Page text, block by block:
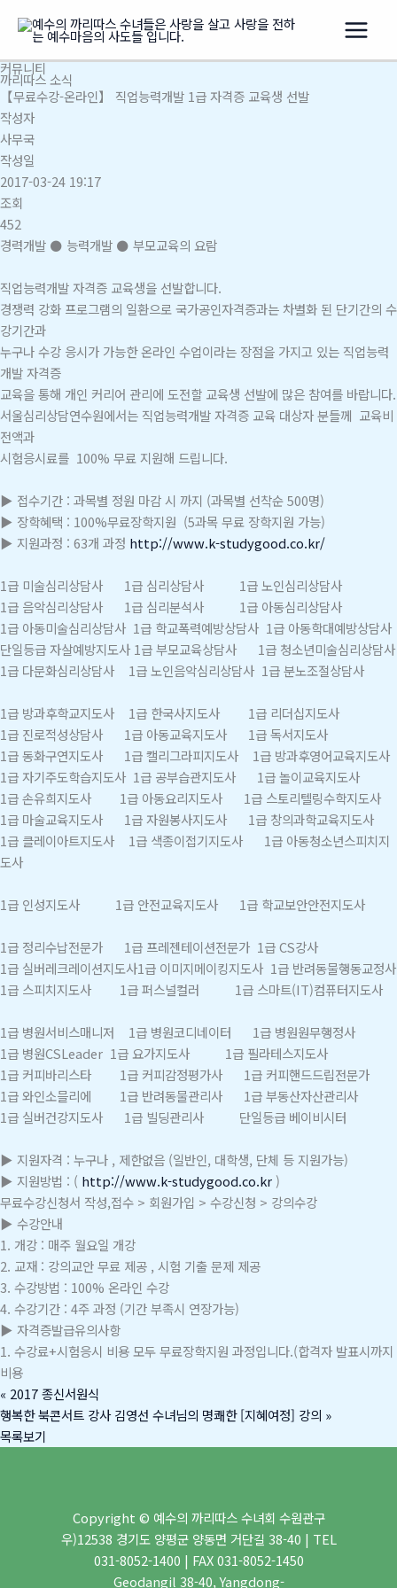
로
건
너
뛰
기
커뮤니티
까리따스 소식
【무료수강-온라인】 직업능력개발 1급 자격증 교육생 선발
작성자
사무국
작성일
2017-03-24 19:17
조회
452
경력개발 ⚫ 능력개발 ⚫ 부모교육의 요람
직업능력개발 자격증 교육생을 선발합니다.
경쟁력 강화 프로그램의 일환으로 국가공인자격증과는 차별화 된 단기간의 수
강기간과
누구나 수강 응시가 가능한 온라인 수업이라는 장점을 가지고 있는 직업능력
개발 자격증
교육을 통해 개인 커리어 관리에 도전할 교육생 선발에 많은 참여를 바랍니다.
서울심리상담연수원에서는 직업능력개발 자격증 교육 대상자 분들께 교육비
전액과
시험응시료를 100% 무료 지원해 드립니다.
▶ 접수기간 : 과목별 정원 마감 시 까지 (과목별 선착순 500명)
▶ 장학혜택 : 100%무료장학지원 (5과목 무료 장학지원 가능)
▶ 지원과정 : 63개 과정 http://www.k-studygood.co.kr/
1급 미술심리상담사 1급 심리상담사 1급 노인심리상담사
1급 음악심리상담사 1급 심리분석사 1급 아동심리상담사
1급 아동미술심리상담사 1급 학교폭력예방상담사 1급 아동학대예방상담사
단일등급 자살예방지도사 1급 부모교육상담사 1급 청소년미술심리상담사
1급 다문화심리상담사 1급 노인음악심리상담사 1급 분노조절상담사
1급 방과후학교지도사 1급 한국사지도사 1급 리더십지도사
1급 진로적성상담사 1급 아동교육지도사 1급 독서지도사
1급 동화구연지도사 1급 캘리그라피지도사 1급 방과후영어교육지도사
1급 자기주도학습지도사 1급 공부습관지도사 1급 놀이교육지도사
1급 손유희지도사 1급 아동요리지도사 1급 스토리텔링수학지도사
1급 마술교육지도사 1급 자원봉사지도사 1급 창의과학교육지도사
1급 클레이아트지도사 1급 색종이접기지도사 1급 아동청소년스피치지
도사
1급 인성지도사 1급 안전교육지도사 1급 학교보안안전지도사
1급 정리수납전문가 1급 프레젠테이션전문가 1급 CS강사
1급 실버레크레이션지도사1급 이미지메이킹지도사 1급 반려동물행동교정사
1급 스피치지도사 1급 퍼스널컬러 1급 스마트(IT)컴퓨터지도사
1급 병원서비스매니저 1급 병원코디네이터 1급 병원원무행정사
1급 병원CSLeader 1급 요가지도사 1급 필라테스지도사
1급 커피바리스타 1급 커피감정평가사 1급 커피핸드드립전문가
1급 와인소믈리에 1급 반려동물관리사 1급 부동산자산관리사
1급 실버건강지도사 1급 빌딩관리사 단일등급 베이비시터
▶ 지원자격 : 누구나 , 제한없음 (일반인, 대학생, 단체 등 지원가능)
▶ 지원방법 : ( http://www.k-studygood.co.kr )
무료수강신청서 작성,접수 > 회원가입 > 수강신청 > 강의수강
▶ 수강안내
1. 개강 : 매주 월요일 개강
2. 교재 : 강의교안 무료 제공 , 시험 기출 문제 제공
3. 수강방법 : 100% 온라인 수강
4. 수강기간 : 4주 과정 (기간 부족시 연장가능)
▶ 자격증발급유의사항
1. 수강료+시험응시 비용 모두 무료장학지원 과정입니다.(합격자 발표시까지
비용
« 2017 종신서원식
행복한 북콘서트 강사 김영선 수녀님의 명쾌한 [지혜여정] 강의 »
목록보기
Copyright © 예수의 까리따스 수녀회 수원관구
우)12538 경기도 양평군 양동면 거단길 38-40 | TEL
031-8052-1400 | FAX 031-8052-1450
Geodangil 38-40, Yangdong-